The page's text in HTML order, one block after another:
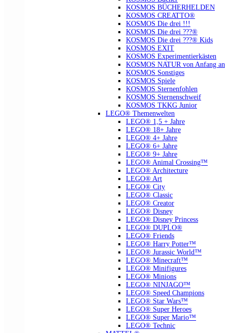
KOSMOS BÜCHERHELDEN
KOSMOS CREATTO®
KOSMOS Die drei !!!
KOSMOS Die drei ???®
KOSMOS Die drei ???® Kids
KOSMOS EXIT
KOSMOS Experimentierkästen
KOSMOS NATUR von Anfang an
KOSMOS Sonstiges
KOSMOS Spiele
KOSMOS Sternenfohlen
KOSMOS Sternenschweif
KOSMOS TKKG Junior
LEGO® Themenwelten
LEGO® 1,5 + Jahre
LEGO® 18+ Jahre
LEGO® 4+ Jahre
LEGO® 6+ Jahre
LEGO® 9+ Jahre
LEGO® Animal Crossing™
LEGO® Architecture
LEGO® Art
LEGO® City
LEGO® Classic
LEGO® Creator
LEGO® Disney
LEGO® Disney Princess
LEGO® DUPLO®
LEGO® Friends
LEGO® Harry Potter™
LEGO® Jurassic World™
LEGO® Minecraft™
LEGO® Minifigures
LEGO® Minions
LEGO® NINJAGO™
LEGO® Speed Champions
LEGO® Star Wars™
LEGO® Super Heroes
LEGO® Super Mario™
LEGO® Technic